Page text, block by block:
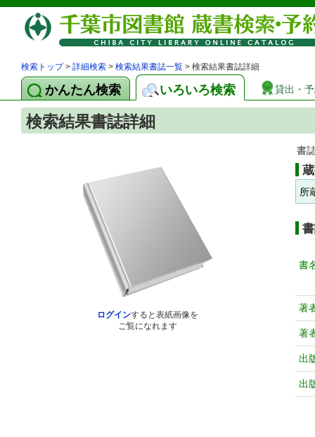
検索トップ> 詳細検索 > 検索結果書誌一覧 > 検索結果書誌詳細
かんたん検索 いろいろ検索 貸出・
検索結果書誌詳細
ログインすると表紙画像を
ご覧になれます
書
所
書
著
著
出
出